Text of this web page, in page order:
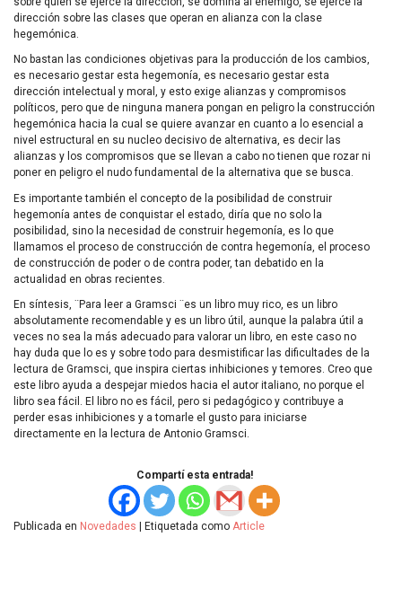
dirección sobre las clases que operan en alianza con la clase
hegemónica.
No bastan las condiciones objetivas para la producción de los cambios,
es necesario gestar esta hegemonía, es necesario gestar esta
dirección intelectual y moral, y esto exige alianzas y compromisos
políticos, pero que de ninguna manera pongan en peligro la construcción
hegemónica hacia la cual se quiere avanzar en cuanto a lo esencial a
nivel estructural en su nucleo decisivo de alternativa, es decir las
alianzas y los compromisos que se llevan a cabo no tienen que rozar ni
poner en peligro el nudo fundamental de la alternativa que se busca.
Es importante también el concepto de la posibilidad de construir
hegemonía antes de conquistar el estado, diría que no solo la
posibilidad, sino la necesidad de construir hegemonía, es lo que
llamamos el proceso de construcción de contra hegemonía, el proceso
de construcción de poder o de contra poder, tan debatido en la
actualidad en obras recientes.
En síntesis, ¨Para leer a Gramsci ¨es un libro muy rico, es un libro
absolutamente recomendable y es un libro útil, aunque la palabra útil a
veces no sea la más adecuado para valorar un libro, en este caso no
hay duda que lo es y sobre todo para desmistificar las dificultades de la
lectura de Gramsci, que inspira ciertas inhibiciones y temores. Creo que
este libro ayuda a despejar miedos hacia el autor italiano, no porque el
libro sea fácil. El libro no es fácil, pero si pedagógico y contribuye a
perder esas inhibiciones y a tomarle el gusto para iniciarse
directamente en la lectura de Antonio Gramsci.
Compartí esta entrada!
Publicada en Novedades Etiquetada como Article